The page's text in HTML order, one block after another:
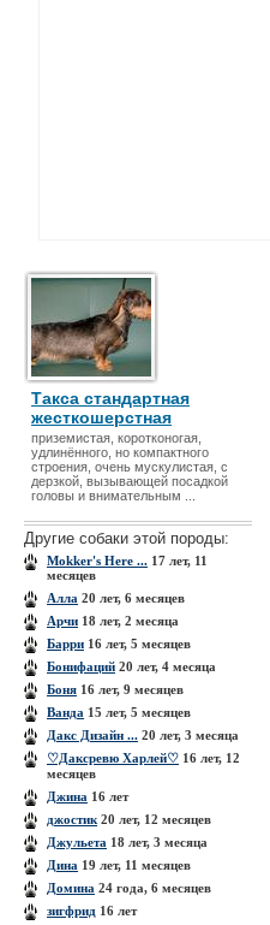
Такса стандартная
жесткошерстная
приземистая, коротконогая,
удлинённого, но компактного
строения, очень мускулистая, с
дерзкой, вызывающей посадкой
головы и внимательным ...
Другие собаки этой породы:
Mokker's Here ... 17 лет, 11
месяцев
Алла 20 лет, 6 месяцев
Арчи 18 лет, 2 месяца
Барри 16 лет, 5 месяцев
Бонифаций 20 лет, 4 месяца
Боня 16 лет, 9 месяцев
Ванда 15 лет, 5 месяцев
Дакс Дизайн ... 20 лет, 3 месяца
♡Даксревю Харлей♡ 16 лет, 12
месяцев
Джина 16 лет
джостик 20 лет, 12 месяцев
Джульета 18 лет, 3 месяца
Дина 19 лет, 11 месяцев
Домина 24 года, 6 месяцев
зигфрид 16 лет